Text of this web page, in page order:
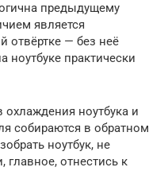
предыдущему
является
отвёртке — без неё
ноутбуке практически
ноутбука и
собираются в обратном
ноутбук, не
главное, отнестись к